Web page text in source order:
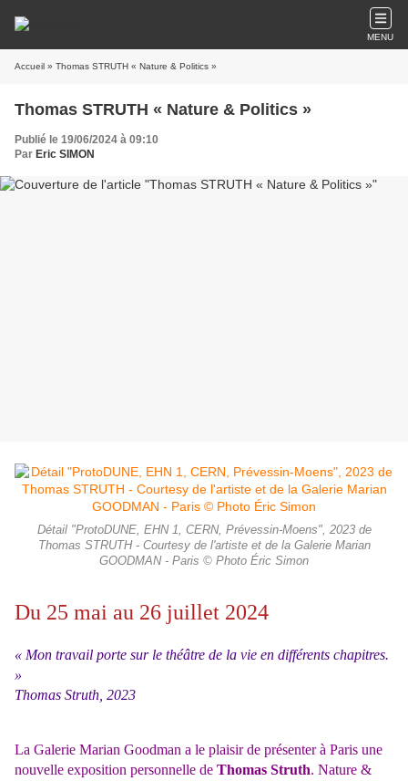
MENU
Accueil » Thomas STRUTH « Nature & Politics »
Thomas STRUTH « Nature & Politics »
Publié le 19/06/2024 à 09:10
Par Eric SIMON
Détail "ProtoDUNE, EHN 1, CERN, Prévessin-Moens", 2023 de
Thomas STRUTH - Courtesy de l'artiste et de la Galerie Marian
GOODMAN - Paris © Photo Éric Simon
Du 25 mai au 26 juillet 2024
« Mon travail porte sur le théâtre de la vie en différents chapitres.
»
Thomas Struth, 2023
La Galerie Marian Goodman a le plaisir de présenter à Paris une
nouvelle exposition personnelle de Thomas Struth. Nature &